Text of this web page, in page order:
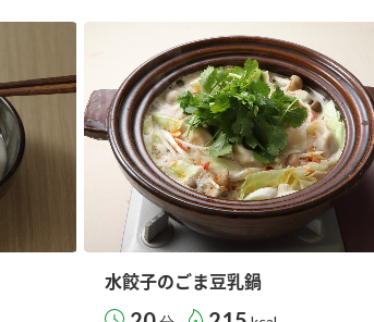
水餃子のごま豆乳鍋